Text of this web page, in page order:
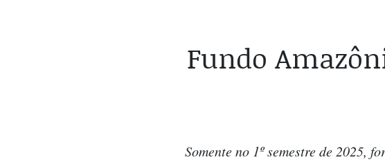
Fundo
Somente no 1º semestre de 2025,